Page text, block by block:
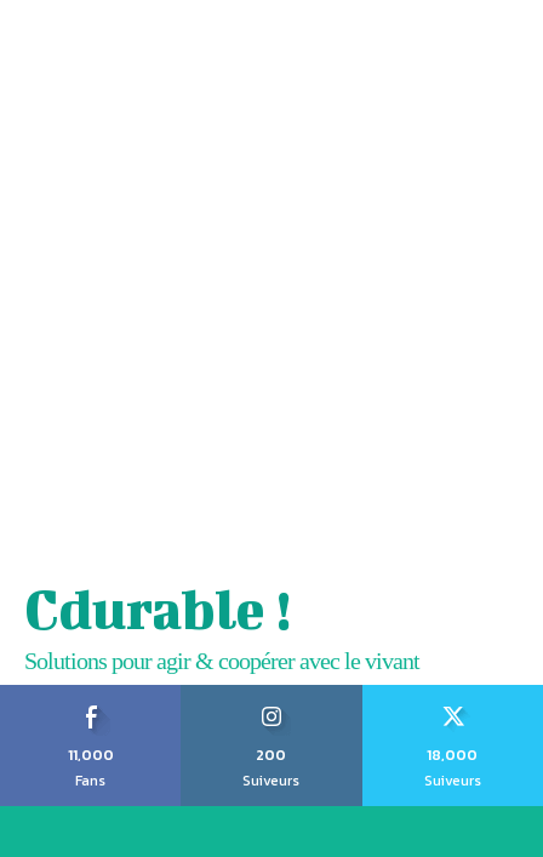
Cdurable !
Solutions pour agir & coopérer avec le vivant
11,000
Fans
200
Suiveurs
18,000
Suiveurs